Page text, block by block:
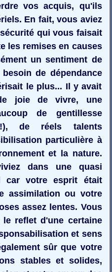
vos acquis, qu'ils
En fait, vous aviez
qui vous faisait
les remises en causes
un sentiment de
de dépendance
le plus... Il y avait
joie de vivre, une
de gentillesse
de réels talents
particulière à
et la nature.
dans une quasi
car votre esprit était
assimilation ou votre
assez lentes. Vous
reflet d'une certaine
et sens
sûr que votre
stables et solides,